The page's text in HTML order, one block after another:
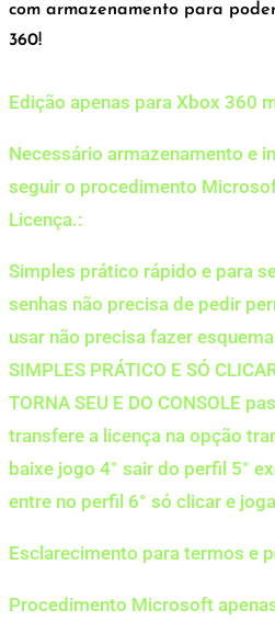
com armazenamento para
360!
Edição apenas para Xbox 360
Necessário armazenamento e
seguir o procedimento
Licença.:
Simples prático rápido e para
senhas não precisa de pedir
usar não precisa fazer
SIMPLES PRÁTICO E SÓ
TORNA SEU E DO CONSOLE
transfere a licença na opção
baixe jogo 4° sair do perfil 5°
entre no perfil 6° só clicar e
Esclarecimento para termos e
Procedimento Microsoft